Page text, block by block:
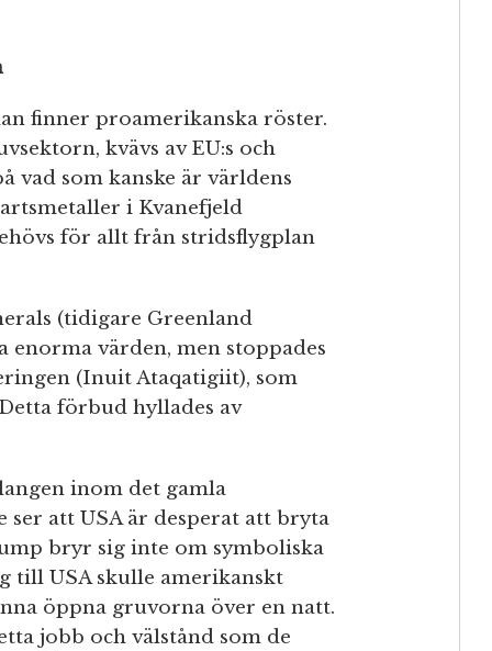
finner proamerikanska röster.
kvävs av EU:s och
vad som kanske är världens
i Kvanefjeld
för allt från stridsflygplan
(tidigare Greenland
värden, men stoppades
(Inuit Ataqatigiit), som
förbud hyllades av
inom det gamla
att USA är desperat att bryta
bryr sig inte om symboliska
till USA skulle amerikanskt
öppna gruvorna över en natt.
jobb och välstånd som de